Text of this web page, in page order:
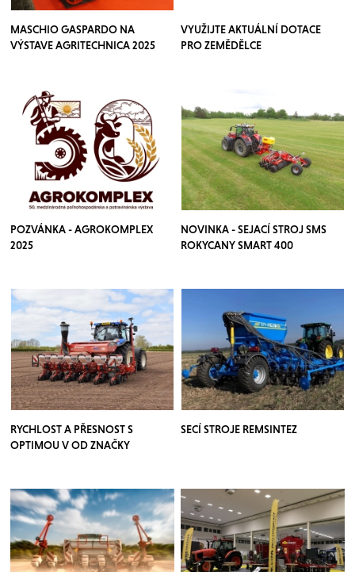
MASCHIO GASPARDO NA
VÝSTAVE AGRITECHNICA 2025
VYUŽIJTE AKTUÁLNÍ DOTACE
PRO ZEMĚDĚLCE
POZVÁNKA - AGROKOMPLEX
2025
NOVINKA - SEJACÍ STROJ SMS
ROKYCANY SMART 400
RYCHLOST A PŘESNOST S
OPTIMOU V OD ZNAČKY
SECÍ STROJE REMSINTEZ